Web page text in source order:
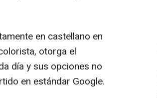
en castellano en
otorga el
día y sus opciones no
en estándar Google.